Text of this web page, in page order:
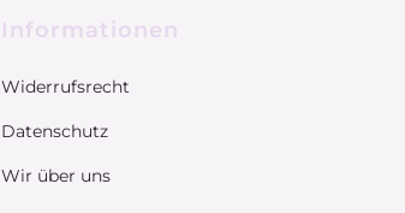
Informationen
Widerrufsrecht
Datenschutz
Wir über uns